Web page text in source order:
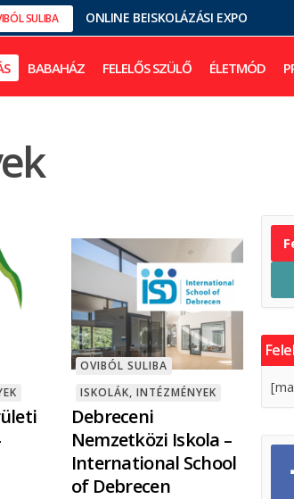
SULIBA ONLINE BEISKOLÁZÁSI EXPO
BABAHÁZ FELELŐS SZÜLŐ ÉLETMÓD
OVIBÓL SULIBA
ISKOLÁK, INTÉZMÉNYEK
Debreceni
Nemzetközi Iskola –
International School
of Debrecen